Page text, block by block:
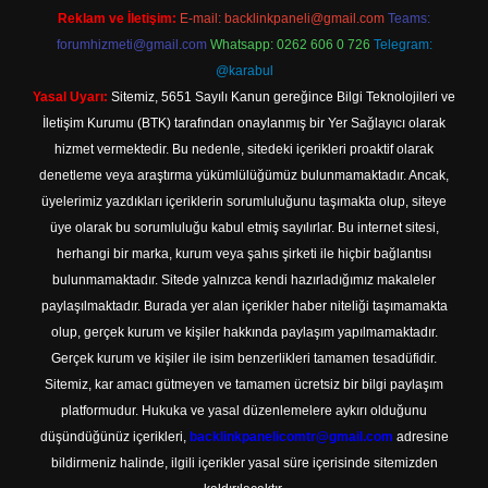
Reklam ve İletişim: E-mail: backlinkpaneli@gmail.com Teams:
forumhizmeti@gmail.com Whatsapp: 0262 606 0 726 Telegram:
@karabul
Yasal Uyarı: Sitemiz, 5651 Sayılı Kanun gereğince Bilgi Teknolojileri ve
İletişim Kurumu (BTK) tarafından onaylanmış bir Yer Sağlayıcı olarak
hizmet vermektedir. Bu nedenle, sitedeki içerikleri proaktif olarak
denetleme veya araştırma yükümlülüğümüz bulunmamaktadır. Ancak,
üyelerimiz yazdıkları içeriklerin sorumluluğunu taşımakta olup, siteye
üye olarak bu sorumluluğu kabul etmiş sayılırlar. Bu internet sitesi,
herhangi bir marka, kurum veya şahıs şirketi ile hiçbir bağlantısı
bulunmamaktadır. Sitede yalnızca kendi hazırladığımız makaleler
paylaşılmaktadır. Burada yer alan içerikler haber niteliği taşımamakta
olup, gerçek kurum ve kişiler hakkında paylaşım yapılmamaktadır.
Gerçek kurum ve kişiler ile isim benzerlikleri tamamen tesadüfidir.
Sitemiz, kar amacı gütmeyen ve tamamen ücretsiz bir bilgi paylaşım
platformudur. Hukuka ve yasal düzenlemelere aykırı olduğunu
düşündüğünüz içerikleri, backlinkpanelicomtr@gmail.com adresine
bildirmeniz halinde, ilgili içerikler yasal süre içerisinde sitemizden